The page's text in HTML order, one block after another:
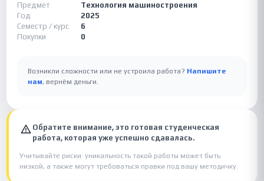
Предмет
Технология машиностроения
Год
2025
Семестр / курс
6
Покупки
0
Возникли сложности или не устроила работа? Напишите
нам, вернём деньги.
Обратите внимание, это готовая студенческая
работа, которая уже успешно сдавалась.
Учитывайте риски: уникальность такой работы может быть
низкой, а также могут требоваться правки под вашу методичку.